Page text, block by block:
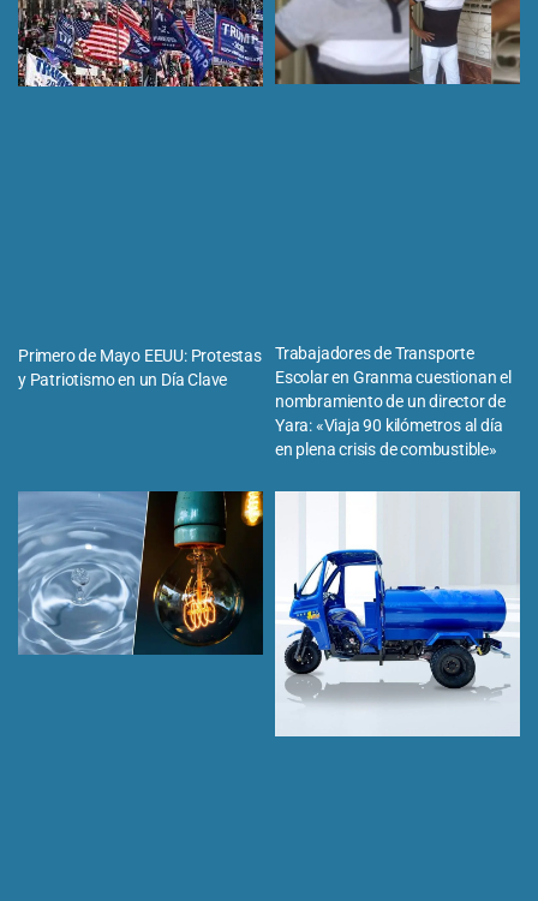
Primero de Mayo EEUU: Protestas
y Patriotismo en un Día Clave
Trabajadores de Transporte
Escolar en Granma cuestionan el
nombramiento de un director de
Yara: «Viaja 90 kilómetros al día
en plena crisis de combustible»